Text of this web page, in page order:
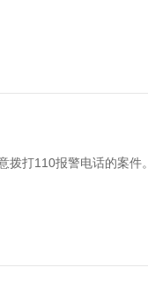
打110报警电话的案件。